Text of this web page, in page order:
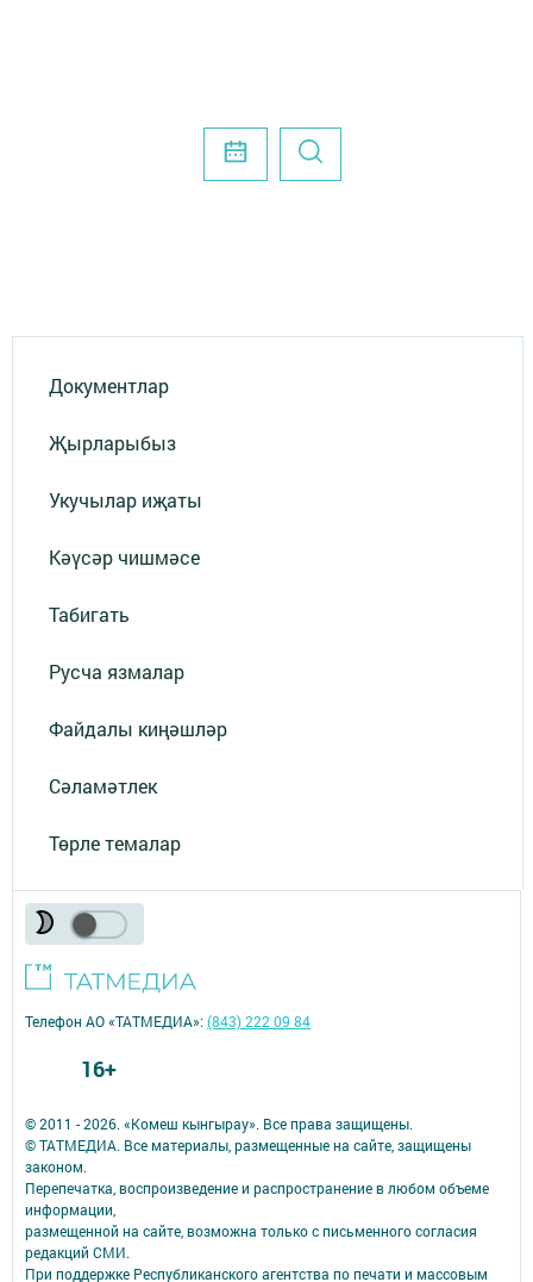
Документлар
Җырларыбыз
Укучылар иҗаты
Кәүсәр чишмәсе
Табигать
Русча язмалар
Файдалы киңәшләр
Сәламәтлек
Төрле темалар
© 2011 - 2026. «Комеш кынгырау». Все права защищены.
© ТАТМЕДИА. Все материалы, размещенные на сайте, защищены
законом.
Перепечатка, воспроизведение и распространение в любом объеме
информации,
размещенной на сайте, возможна только с письменного согласия
редакций СМИ.
При поддержке Республиканского агентства по печати и массовым
Телефон АО «ТАТМЕДИА»:(843) 222 09 84
16+